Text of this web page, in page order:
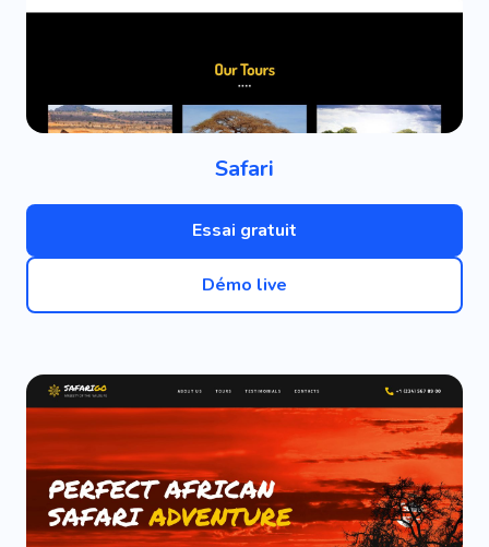
Safari
Essai gratuit
Démo live